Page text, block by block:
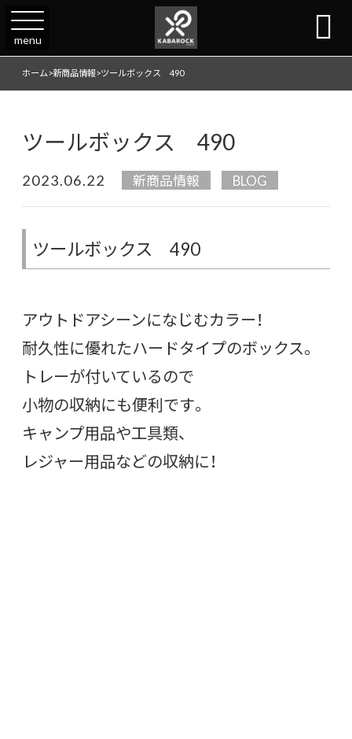
menu 
ホーム>新商品情報>ツールボックス 490
ツールボックス 490
2023.06.22 新商品情報 BLOG
ツールボックス 490
アウトドアシーンになじむカラー！
耐久性に優れたハードタイプのボックス。
トレーが付いているので
小物の収納にも便利です。
キャンプ用品や工具類、
レジャー用品などの収納に！